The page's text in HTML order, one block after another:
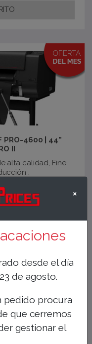
×
desde el día
de agosto.
pedido procura
que cerremos
gestionar el
PRO-4600 | 44”
II
alta calidad, Fine
.